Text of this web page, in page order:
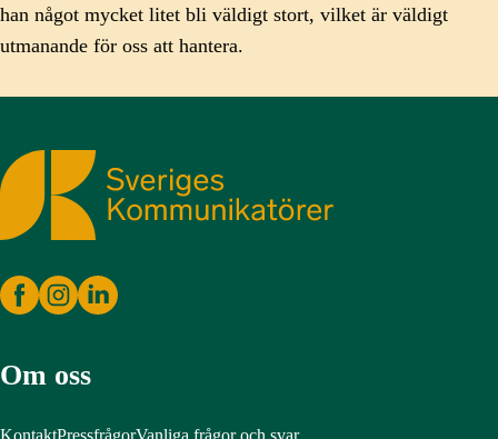
han något mycket litet bli väldigt stort, vilket är väldigt
utmanande för oss att hantera.
Sveriges Kommunikatörer
Om oss